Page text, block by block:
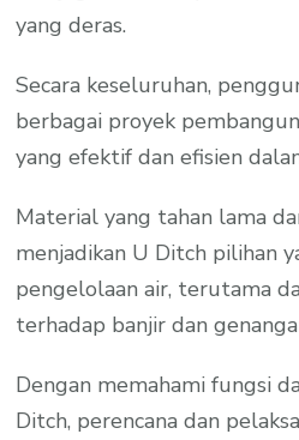
yang deras.
Secara keseluruhan,
berbagai proyek
yang efektif dan efisien
Material yang tahan lama
menjadikan U Ditch pilihan
pengelolaan air, terutama
terhadap banjir dan
Dengan memahami fungsi
Ditch, perencana dan